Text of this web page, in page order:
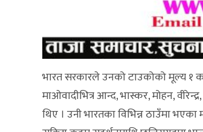
भारत सरकारले उनको टाउकोको मूल्य १
माओवादीभित्र आन्द, भास्कर, मोहन,
थिए । उनी भारतका विभिन्न ठाउँमा